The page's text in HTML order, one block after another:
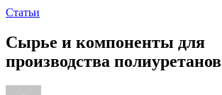
Статьи
Сырье и компоненты для
производства полиуретанов